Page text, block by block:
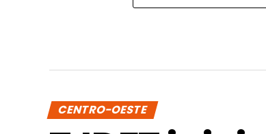
CENTRO-OESTE